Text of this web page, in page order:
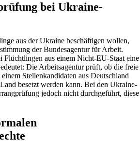
bei Ukraine-
aus der Ukraine beschäftigen wollen,
der Bundesagentur für Arbeit.
Flüchtlingen aus einem Nicht-EU-Staat eine
Die Arbeitsagentur prüft, ob die freie
Stellenkandidaten aus Deutschland
besetzt werden kann. Bei den Ukraine-
jedoch nicht durchgeführt, diese